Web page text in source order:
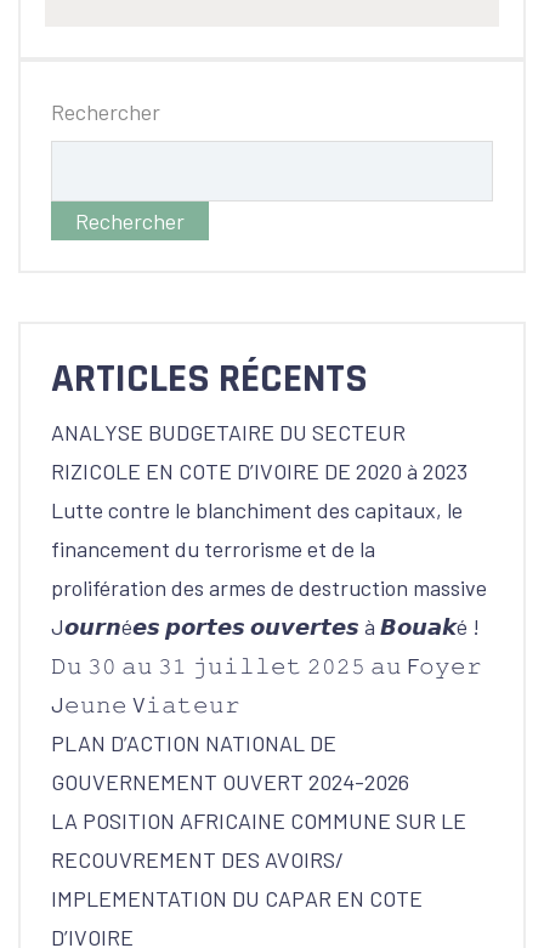
Rechercher
Rechercher
ARTICLES RÉCENTS
ANALYSE BUDGETAIRE DU SECTEUR
RIZICOLE EN COTE D’IVOIRE DE 2020 à 2023
Lutte contre le blanchiment des capitaux, le
financement du terrorisme et de la
prolifération des armes de destruction massive
J𝙤𝙪𝙧𝙣é𝙚𝙨 𝙥𝙤𝙧𝙩𝙚𝙨 𝙤𝙪𝙫𝙚𝙧𝙩𝙚𝙨 à 𝘽𝙤𝙪𝙖𝙠é !
𝙳𝚞 𝟹𝟶 𝚊𝚞 𝟹𝟷 𝚓𝚞𝚒𝚕𝚕𝚎𝚝 𝟸𝟶𝟸𝟻 𝚊𝚞 F𝚘𝚢𝚎𝚛
J𝚎𝚞𝚗𝚎 V𝚒𝚊𝚝𝚎𝚞𝚛
PLAN D’ACTION NATIONAL DE
GOUVERNEMENT OUVERT 2024-2026
LA POSITION AFRICAINE COMMUNE SUR LE
RECOUVREMENT DES AVOIRS/
IMPLEMENTATION DU CAPAR EN COTE
D’IVOIRE